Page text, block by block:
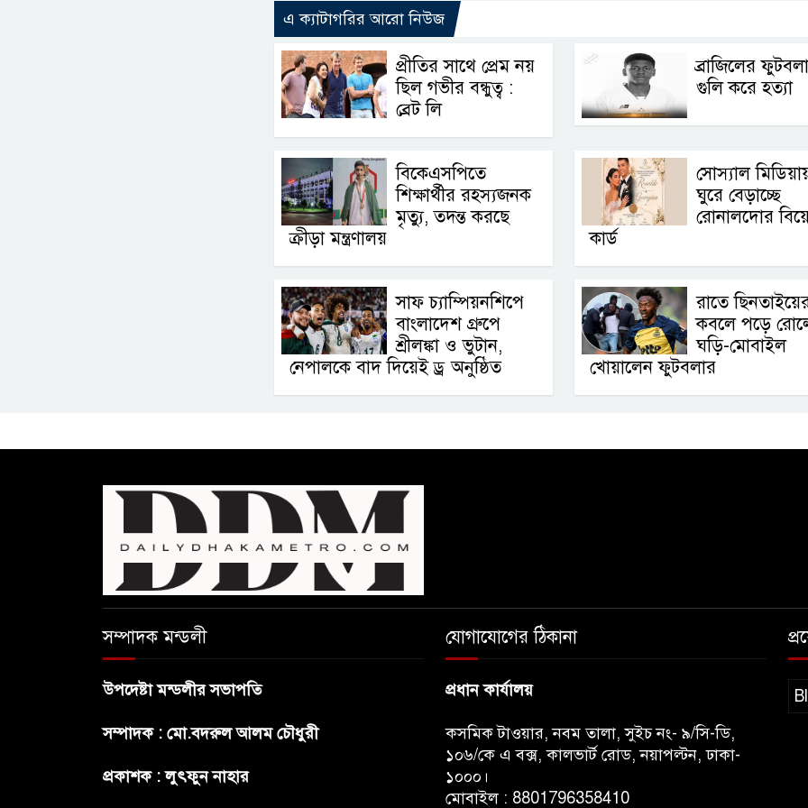
এ ক্যাটাগরির আরো নিউজ
প্রীতির সাথে প্রেম নয়
ছিল গভীর বন্ধুত্ব :
ব্রেট লি
ব্রাজিলের
গুলি করে হত্যা
বিকেএসপিতে
শিক্ষার্থীর রহস্যজনক
মৃত্যু, তদন্ত করছে
ক্রীড়া মন্ত্রণালয়
সোস্যাল
ঘুরে বেড়াচ্ছে
রোনালদোর
কার্ড
সাফ চ্যাম্পিয়নশিপে
বাংলাদেশ গ্রুপে
শ্রীলঙ্কা ও ভুটান,
নেপালকে বাদ দিয়েই ড্র অনুষ্ঠিত
রাতে
কবলে পড়ে
ঘড়ি-মোবাইল
খোয়ালেন ফুটবলার
সম্পাদক মন্ডলী
উপদেষ্টা মন্ডলীর সভাপতি
সম্পাদক : মো.বদরুল আলম চৌধুরী
প্রকাশক : লুৎফুন নাহার
যোগাযোগের ঠিকানা
প্রধান কার্যালয়
কসমিক টাওয়ার, নবম তালা, সুইচ নং- ৯/সি-ডি,
১০৬/কে এ বক্স, কালভার্ট রোড, নয়াপল্টন, ঢাকা-
১০০০।
মোবাইল : 8801796358410